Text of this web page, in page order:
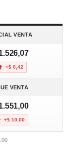
VENTA
+$ 0,42
VENTA
+$ 10,00